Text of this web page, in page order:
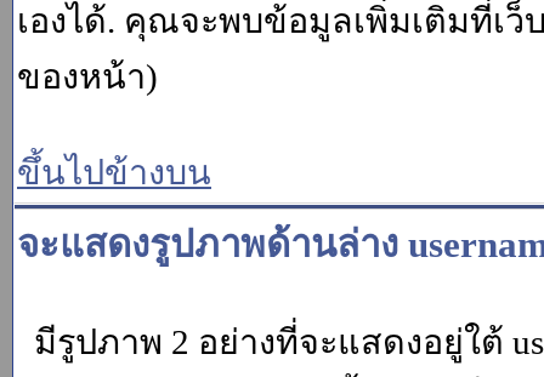
เองได้. คุณจะพบข้อมูลเพิ่มเติมที่เว็
ของหน้า)
ขึ้นไปข้างบน
จะแสดงรูปภาพด้านล่าง
มีรูปภาพ 2 อย่างที่จะแสดงอยู่ใต้